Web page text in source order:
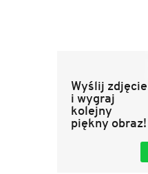
Wyślij zdjęcie
i wygraj
kolejny
piękny obraz!